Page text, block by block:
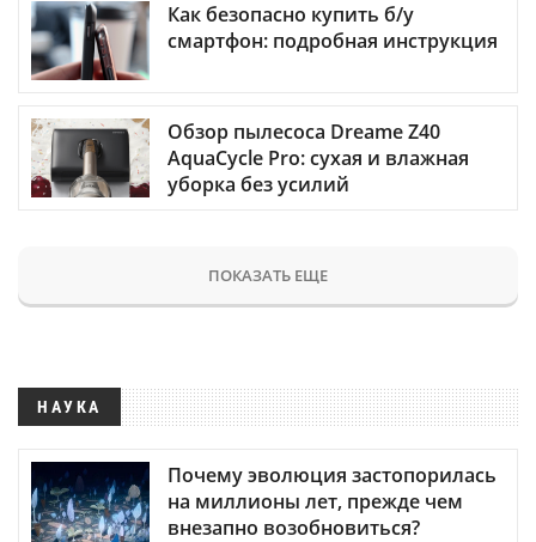
Как безопасно купить б/у
смартфон: подробная инструкция
Обзор пылесоса Dreame Z40
AquaCycle Pro: сухая и влажная
уборка без усилий
ПОКАЗАТЬ ЕЩЕ
НАУКА
Почему эволюция застопорилась
на миллионы лет, прежде чем
внезапно возобновиться?